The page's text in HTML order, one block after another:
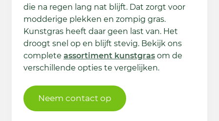
die na regen lang nat blijft. Dat zorgt voor
modderige plekken en zompig gras.
Kunstgras heeft daar geen last van. Het
droogt snel op en blijft stevig. Bekijk ons
complete assortiment kunstgras om de
verschillende opties te vergelijken.
Neem contact op